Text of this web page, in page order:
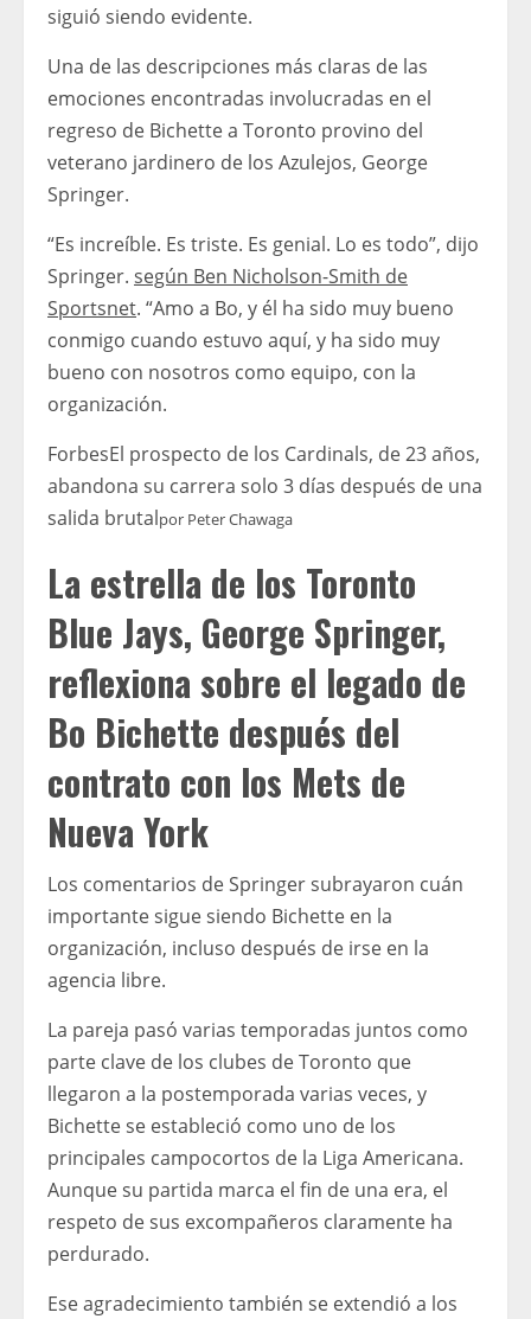
siguió siendo evidente.
Una de las descripciones más claras de las
emociones encontradas involucradas en el
regreso de Bichette a Toronto provino del
veterano jardinero de los Azulejos, George
Springer.
“Es increíble. Es triste. Es genial. Lo es todo”, dijo
Springer. según Ben Nicholson-Smith de
Sportsnet. “Amo a Bo, y él ha sido muy bueno
conmigo cuando estuvo aquí, y ha sido muy
bueno con nosotros como equipo, con la
organización.
ForbesEl prospecto de los Cardinals, de 23 años,
abandona su carrera solo 3 días después de una
salida brutalpor Peter Chawaga
La estrella de los Toronto
Blue Jays, George Springer,
reflexiona sobre el legado de
Bo Bichette después del
contrato con los Mets de
Nueva York
Los comentarios de Springer subrayaron cuán
importante sigue siendo Bichette en la
organización, incluso después de irse en la
agencia libre.
La pareja pasó varias temporadas juntos como
parte clave de los clubes de Toronto que
llegaron a la postemporada varias veces, y
Bichette se estableció como uno de los
principales campocortos de la Liga Americana.
Aunque su partida marca el fin de una era, el
respeto de sus excompañeros claramente ha
perdurado.
Ese agradecimiento también se extendió a los